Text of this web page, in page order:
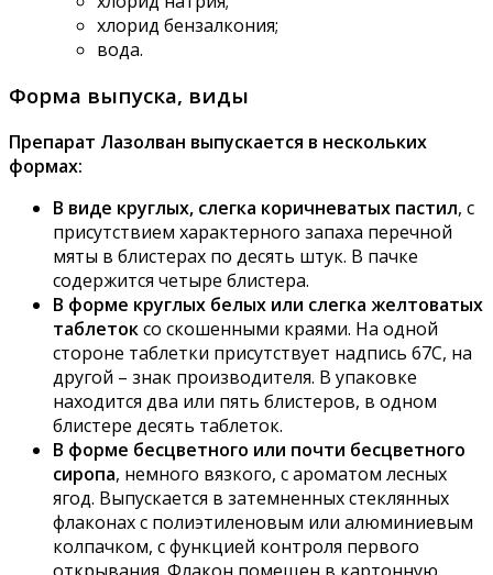
хлорид бензалкония;
вода.
Форма выпуска, виды
Препарат Лазолван выпускается в нескольких
формах:
В виде круглых, слегка коричневатых пастил, с
присутствием характерного запаха перечной
мяты в блистерах по десять штук. В пачке
содержится четыре блистера.
В форме круглых белых или слегка желтоватых
таблетоксо скошенными краями. На одной
стороне таблетки присутствует надпись 67С, на
другой – знак производителя. В упаковке
находится два или пять блистеров, в одном
блистере десять таблеток.
В форме бесцветного или почти бесцветного
сиропа, немного вязкого, с ароматом лесных
ягод. Выпускается в затемненных стеклянных
флаконах с полиэтиленовым или алюминиевым
колпачком, с функцией контроля первого